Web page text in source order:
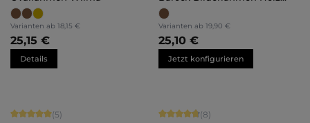
Varianten ab 18,15 €
25,15 €
Details
Irene
Varianten ab 19,90 €
25,10 €
Jetzt konfigurieren
Durchschnittliche Bewertung von 5 von 5 Sternen
(5)
Durchschnittliche Bewertung von
(8)